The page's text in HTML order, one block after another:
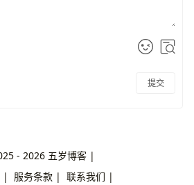
提交
- 2026 五岁博客 |
| 服务条款 | 联系我们 |